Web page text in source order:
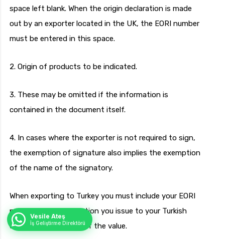
space left blank. When the origin declaration is made
out by an exporter located in the UK, the EORI number
must be entered in this space.
2. Origin of products to be indicated.
3. These may be omitted if the information is
contained in the document itself.
4. In cases where the exporter is not required to sign,
the exemption of signature also implies the exemption
of the name of the signatory.
When exporting to Turkey you must include your EORI
number in any declaration you issue to your Turkish
customer, regardless of the value.
Vesile Ateş
İş Geliştirme Direktörü